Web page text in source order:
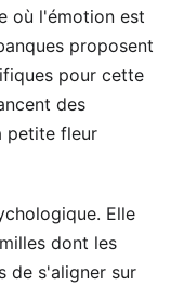
où l'émotion est
proposent
pour cette
des
petite fleur
Elle
dont les
de s'aligner sur